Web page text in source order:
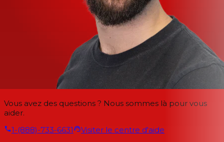
Vous avez des questions ? Nous sommes là pour vous
aider.
1-(888)-733-6631
Visiter le centre d'aide